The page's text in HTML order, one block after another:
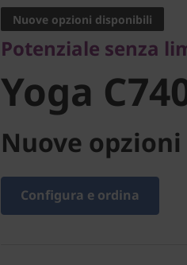
Yoga
Nuove opzioni disponibili
Potenziale senza
Yoga
Nuove
Configura e ordina